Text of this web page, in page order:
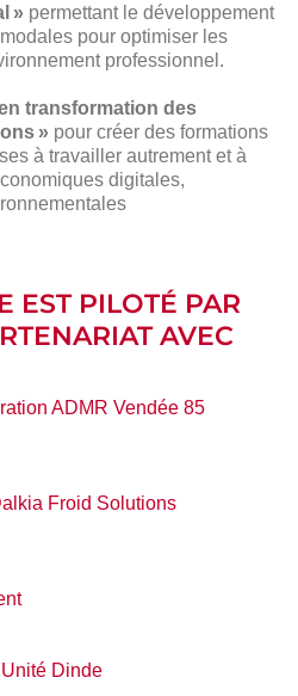
» permettant le développement
pour optimiser les
professionnel.
transformation des
» pour créer des formations
à travailler autrement et à
digitales,
EST PILOTÉ PAR
AVEC
ADMR Vendée 85
Froid Solutions
Dinde